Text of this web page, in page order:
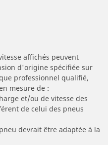
affichés peuvent
d'origine spécifiée sur
professionnel qualifié,
mesure de :
et/ou de vitesse des
de celui des pneus
devrait être adaptée à la